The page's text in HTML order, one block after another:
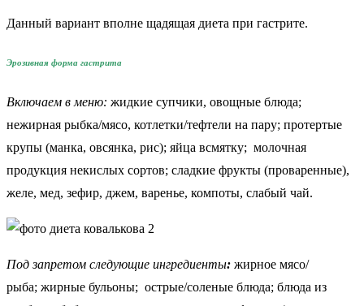
Данный вариант вполне щадящая диета при гастрите.
Эрозивная форма гастрита
Включаем в меню: жидкие супчики, овощные блюда;
нежирная рыбка/мясо, котлетки/тефтели на пару; протертые
крупы (манка, овсянка, рис); яйца всмятку; молочная
продукция некислых сортов; сладкие фрукты (проваренные),
желе, мед, зефир, джем, варенье, компоты, слабый чай.
Под запретом следующие ингредиенты: жирное мясо/
рыба; жирные бульоны; острые/соленые блюда; блюда из